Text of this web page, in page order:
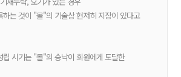
하는 것이 "몰"의 기술상 현저히 지장이 있다고
시기는 "몰"의 승낙이 회원에게 도달한